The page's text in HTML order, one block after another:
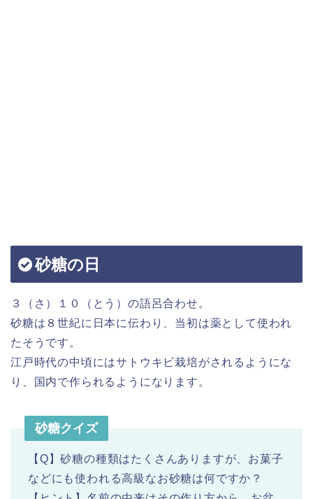
砂糖の日
３（さ）１０（とう）の語呂合わせ。
砂糖は８世紀に日本に伝わり、当初は薬として使われ
たそうです。
江戸時代の中頃にはサトウキビ栽培がされるようにな
り、国内で作られるようになります。
砂糖クイズ
【Q】砂糖の種類はたくさんありますが、お菓子
などにも使われる高級なお砂糖は何ですか？